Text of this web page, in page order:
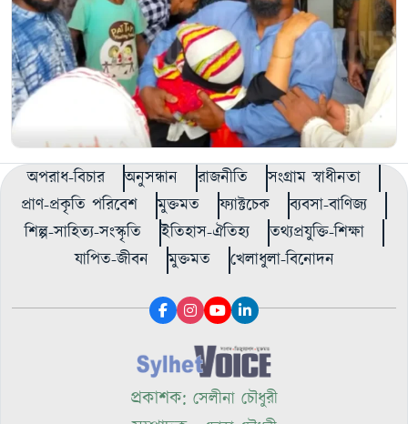
অপরাধ-বিচার অনুসন্ধান রাজনীতি
সংগ্রাম স্বাধীনতা
প্রাণ-প্রকৃতি পরিবেশ
মুক্তমত ফ্যাক্টচেক
ব্যবসা-বাণিজ্য
শিল্প-সাহিত্য-সংস্কৃতি
ইতিহাস-ঐতিহ্য
তথ্যপ্রযুক্তি-শিক্ষা
যাপিত-জীবন
মুক্তমত খেলাধুলা-বিনোদন
প্রকাশক: সেলীনা চৌধুরী